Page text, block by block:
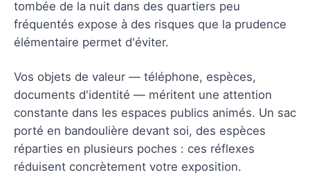
tombée de la nuit dans des quartiers peu
fréquentés expose à des risques que la prudence
élémentaire permet d'éviter.
Vos objets de valeur — téléphone, espèces,
documents d'identité — méritent une attention
constante dans les espaces publics animés. Un sac
porté en bandoulière devant soi, des espèces
réparties en plusieurs poches : ces réflexes
réduisent concrètement votre exposition.